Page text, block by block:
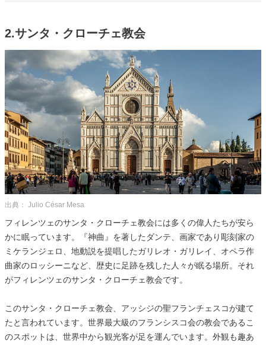
2.サンタ・クローチェ教会
出典： Julio César Mesa
フィレンツェのサンタ・クローチェ教会には多くの偉人たちが安ら
かに眠っています。『神曲』を著したダンテ、画家であり彫刻家の
ミケランジェロ、地動説を提唱したガリレオ・ガリレイ、オペラ作
曲家のロッシーニなど、歴史に足跡を残した人々が眠る場所。それ
がフィレンツェのサンタ・クローチェ教会です。
このサンタ・クローチェ教会、アッシジの聖フランチェスコが建て
たと言われています。世界最大級のフランシスコ会の教会であるこ
のスポットは、世界中から観光客が足を運んでいます。外観も趣あ